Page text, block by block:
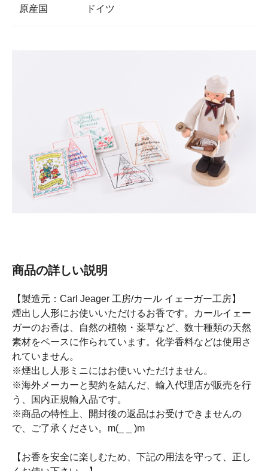
原産国 ドイツ
商品の詳しい説明
【製造元：Carl Jeager 工房/カール イェーガー工房】
煙出し人形にお使いいただけるお香です。カールイェー
ガーのお香は、自然の植物・薬草など、数十種類の天然
素材をベースに作られています。化学香料などは使用さ
れていません。
※煙出し人形ミニにはお使いいただけません。
※海外メーカーと契約を結んだ、輸入代理店が販売を行
う、国内正規輸入品です。
※商品の特性上、開封後の返品はお受けできませんの
で、ご了承ください。m(_ _ )m
【お香を安全に楽しむため、下記の用法を守って、正し